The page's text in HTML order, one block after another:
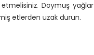
Doymuş yağlar
etlerden uzak durun.